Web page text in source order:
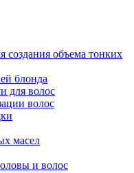
объема тонких
блонда
для волос
волос
масел
и волос